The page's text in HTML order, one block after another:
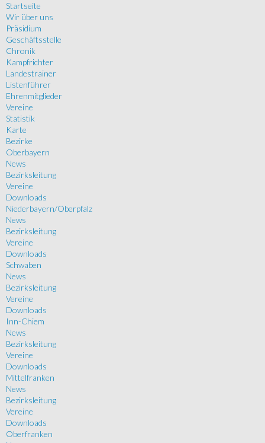
Startseite
Wir über uns
Präsidium
Geschäftsstelle
Chronik
Kampfrichter
Landestrainer
Listenführer
Ehrenmitglieder
Vereine
Statistik
Karte
Bezirke
Oberbayern
News
Bezirksleitung
Vereine
Downloads
Niederbayern/Oberpfalz
News
Bezirksleitung
Vereine
Downloads
Schwaben
News
Bezirksleitung
Vereine
Downloads
Inn-Chiem
News
Bezirksleitung
Vereine
Downloads
Mittelfranken
News
Bezirksleitung
Vereine
Downloads
Oberfranken